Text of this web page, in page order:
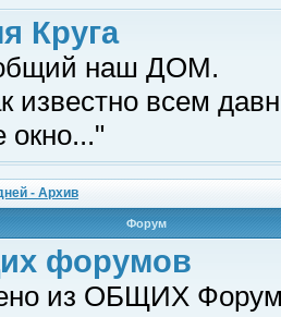
Круга
наш ДОМ.
известно всем
окно..."
- Архив
Форум
форумов
из ОБЩИХ